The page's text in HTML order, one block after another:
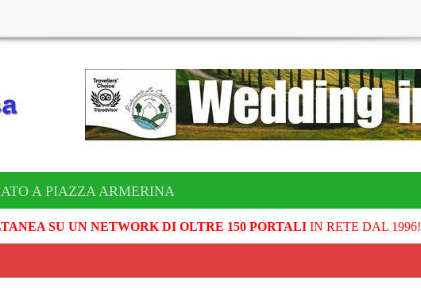
A PIAZZA ARMERINA
SU UN NETWORK DI OLTRE 150 PORTALIIN RETE DAL 1996!